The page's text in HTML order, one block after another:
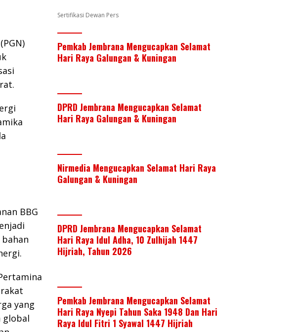
BBG
yang
global
Sertifikasi Dewan Pers
Pemkab Jembrana Mengucapkan Selamat
Hari Raya Galungan & Kuningan
DPRD Jembrana Mengucapkan Selamat
Hari Raya Galungan & Kuningan
Nirmedia Mengucapkan Selamat Hari Raya
Galungan & Kuningan
DPRD Jembrana Mengucapkan Selamat
Hari Raya Idul Adha, 10 Zulhijah 1447
Hijriah, Tahun 2026
Pemkab Jembrana Mengucapkan Selamat
Hari Raya Nyepi Tahun Saka 1948 Dan Hari
Raya Idul Fitri 1 Syawal 1447 Hijriah